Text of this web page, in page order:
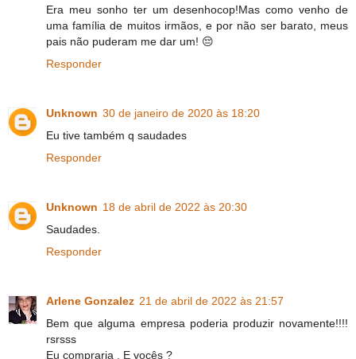
Era meu sonho ter um desenhocop!Mas como venho de
uma família de muitos irmãos, e por não ser barato, meus
pais não puderam me dar um! 😔
Responder
Unknown 30 de janeiro de 2020 às 18:20
Eu tive também q saudades
Responder
Unknown 18 de abril de 2022 às 20:30
Saudades.
Responder
Arlene Gonzalez 21 de abril de 2022 às 21:57
Bem que alguma empresa poderia produzir novamente!!!!
rsrsss
Eu compraria . E vocês ?